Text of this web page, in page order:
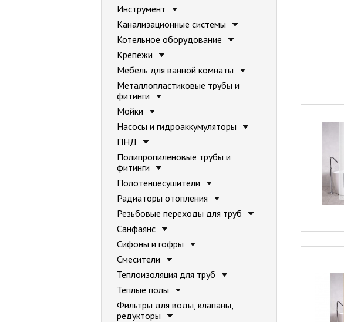
Инструмент
Канализационные системы
Котельное оборудование
Крепежи
Мебель для ванной комнаты
Металлопластиковые трубы и
фитинги
Мойки
Насосы и гидроаккумуляторы
ПНД
Полипропиленовые трубы и
фитинги
Полотенцесушители
Радиаторы отопления
Резьбовые переходы для труб
Санфаянс
Сифоны и гофры
Смесители
Теплоизоляция для труб
Теплые полы
Фильтры для воды, клапаны,
редукторы